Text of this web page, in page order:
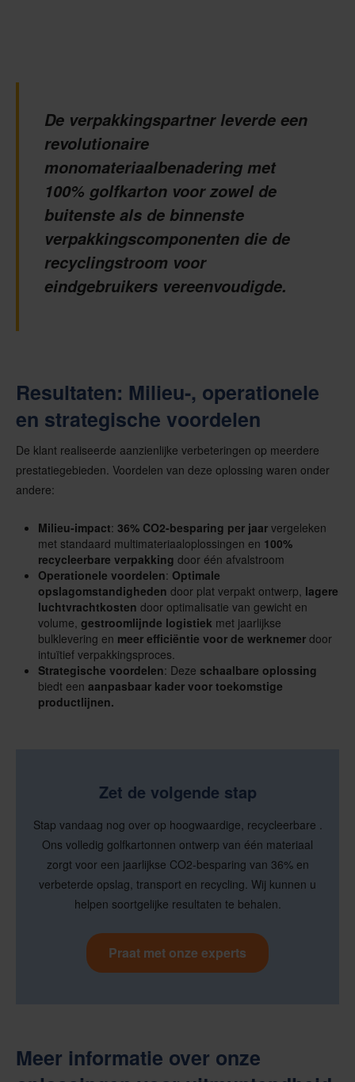
De verpakkingspartner leverde een
revolutionaire
monomateriaalbenadering met
100% golfkarton voor zowel de
buitenste als de binnenste
verpakkingscomponenten die de
recyclingstroom voor
eindgebruikers vereenvoudigde.
Resultaten: Milieu-, operationele
en strategische voordelen
De klant realiseerde aanzienlijke verbeteringen op meerdere
prestatiegebieden. Voordelen van deze oplossing waren onder
andere:
Milieu-impact: 36% CO2-besparing per jaar vergeleken
met standaard multimateriaaloplossingen en 100%
recycleerbare verpakking door één afvalstroom
Operationele voordelen: Optimale
opslagomstandigheden door plat verpakt ontwerp, lagere
luchtvrachtkosten door optimalisatie van gewicht en
volume, gestroomlijnde logistiek met jaarlijkse
bulklevering en meer efficiëntie voor de werknemer door
intuïtief verpakkingsproces.
Strategische voordelen: Deze schaalbare oplossing
biedt een aanpasbaar kader voor toekomstige
productlijnen.
Zet de volgende stap
Stap vandaag nog over op hoogwaardige, recycleerbare .
Ons volledig golfkartonnen ontwerp van één materiaal
zorgt voor een jaarlijkse CO2-besparing van 36% en
verbeterde opslag, transport en recycling. Wij kunnen u
helpen soortgelijke resultaten te behalen.
Praat met onze experts
Meer informatie over onze